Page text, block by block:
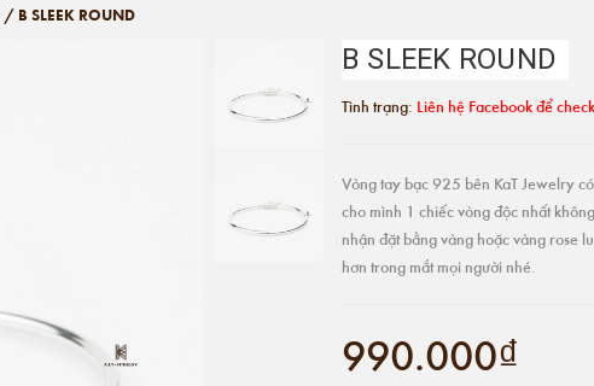
/ B SLEEK ROUND
B SLEEK ROUND
Tình trạng: Liên hệ Facebook để
Vòng tay bạc 925 bên KaT Jewelry
cho mình 1 chiếc vòng độc nhất
nhận đặt bằng vàng hoặc vàng rose
hơn trong mắt mọi người nhé.
990.000₫